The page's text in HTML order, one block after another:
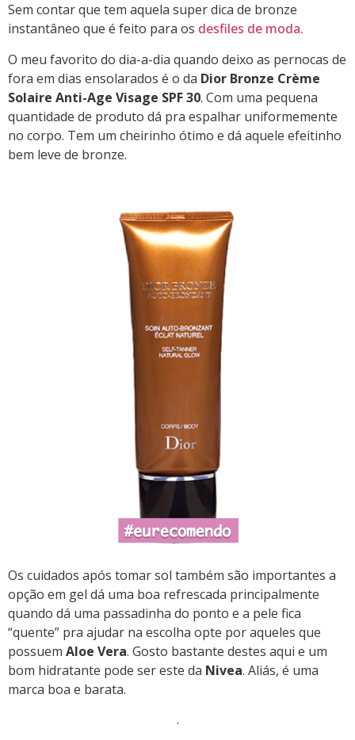
Sem contar que tem aquela super dica de bronze
instantâneo que é feito para os desfiles de moda.
O meu favorito do dia-a-dia quando deixo as pernocas de
fora em dias ensolarados é o da Dior Bronze Crème
Solaire Anti-Age Visage SPF 30. Com uma pequena
quantidade de produto dá pra espalhar uniformemente
no corpo. Tem um cheirinho ótimo e dá aquele efeitinho
bem leve de bronze.
Os cuidados após tomar sol também são importantes a
opção em gel dá uma boa refrescada principalmente
quando dá uma passadinha do ponto e a pele fica
“quente” pra ajudar na escolha opte por aqueles que
possuem Aloe Vera. Gosto bastante destes aqui e um
bom hidratante pode ser este da Nivea. Aliás, é uma
marca boa e barata.
.